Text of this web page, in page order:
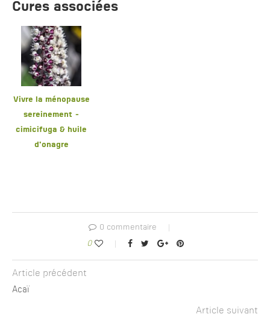
Cures associées
Vivre la ménopause
sereinement -
cimicifuga & huile
d'onagre
0 commentaire
0
Article précédent
Acaï
Article suivant